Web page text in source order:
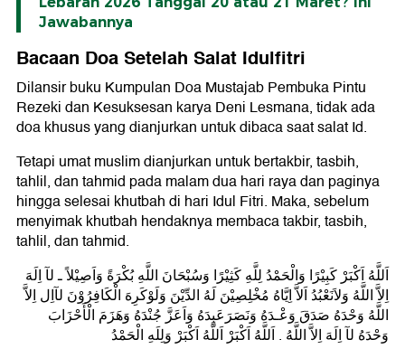
Jawabannya
Bacaan Doa Setelah Salat Idulfitri
Dilansir buku Kumpulan Doa Mustajab Pembuka Pintu
Rezeki dan Kesuksesan karya Deni Lesmana, tidak ada
doa khusus yang dianjurkan untuk dibaca saat salat Id.
Tetapi umat muslim dianjurkan untuk bertakbir, tasbih,
tahlil, dan tahmid pada malam dua hari raya dan paginya
hingga selesai khutbah di hari Idul Fitri. Maka, sebelum
menyimak khutbah hendaknya membaca takbir, tasbih,
tahlil, dan tahmid.
اَللَّهُ اَكْبَرْ كَبِيْرًا وَالْحَمْدُ لِلَّهِ كَثِيْرًا وَسُبْحَانَ اللَّهِ بُكْرَةً وَاَصِيْلاً ـ لآ اِلَهَ
اِلاَّ اللَّهُ وَلاَنَعْبُدُ اَلاَّ اِيَّاهُ مُخْلِصِيْنَ لَهُ الدِّيْنَ وَلَوْكَرِهَ الْكَافِرُوْنَ لآاِل اِلاَّ
اللَّهُ وَحْدَهُ صَدَقَ وَعْـدَهُ وَنَصَرَعَبِدَهُ وَاَعَزَّ جُنْدَهُ وَهَزَمَ الْأَحْزَابَ
وَحْدَهُ لآ اِلَهَ اِلاَّ اللَّهُ . اَللَّهُ اَكْبَرْ اَللَّهُ اَكْبَرْ وَلِلَهِ الْحَمْدُ